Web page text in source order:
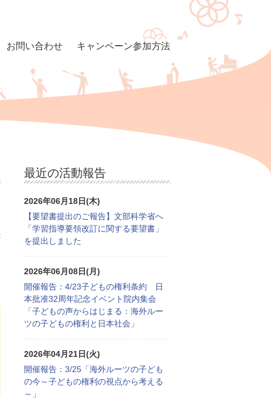
お問い合わせ キャンペーン参加方法
最近の活動報告
2026年06月18日(木)
【要望書提出のご報告】文部科学省へ
「学習指導要領改訂に関する要望書」
を提出しました
2026年06月08日(月)
開催報告：4/23子どもの権利条約 日
本批准32周年記念イベント院内集会
「子どもの声からはじまる：海外ルー
ツの子どもの権利と日本社会」
2026年04月21日(火)
開催報告：3/25「海外ルーツの子ども
の今～子どもの権利の視点から考える
～」